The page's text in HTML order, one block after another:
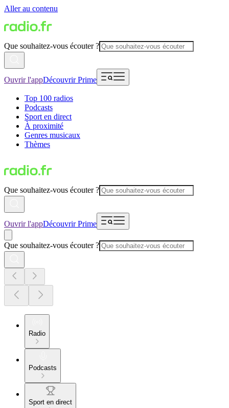
Aller au contenu
Que souhaitez-vous écouter ?
Ouvrir l'appDécouvrir Prime
Top 100 radios
Podcasts
Sport en direct
À proximité
Genres musicaux
Thèmes
Que souhaitez-vous écouter ?
Ouvrir l'appDécouvrir Prime
Que souhaitez-vous écouter ?
Radio
Podcasts
Sport en direct